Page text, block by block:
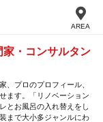
AREA
・コンサルタン
、プロのプロフィール、
ます。「リノベーション
とお風呂の入れ替えをし
まで大小多ジャンルにわ